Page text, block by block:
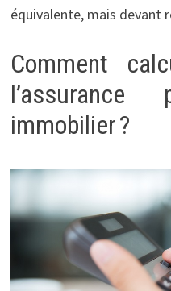
équivalente, mais devant
Comment
immobilier ?